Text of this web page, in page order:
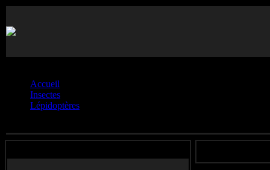
Accueil
Insectes
Lépidoptères